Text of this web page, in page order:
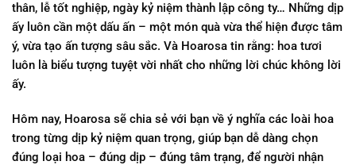
thân, lễ tốt nghiệp, ngày kỷ niệm thành lập công ty… Những dịp
ấy luôn cần một dấu ấn – một món quà vừa thể hiện được tâm
ý, vừa tạo ấn tượng sâu sắc. Và Hoarosa tin rằng: hoa tươi
luôn là biểu tượng tuyệt vời nhất cho những lời chúc không lời
ấy.
Hôm nay, Hoarosa sẽ chia sẻ với bạn về ý nghĩa các loài hoa
trong từng dịp kỷ niệm quan trọng, giúp bạn dễ dàng chọn
đúng loại hoa – đúng dịp – đúng tâm trạng, để người nhận